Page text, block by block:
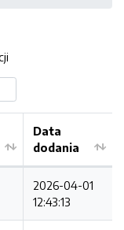
Data
dodania
2026-04-01
12:43:13